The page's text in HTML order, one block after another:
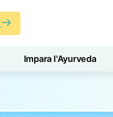
Impara l'Ayurveda